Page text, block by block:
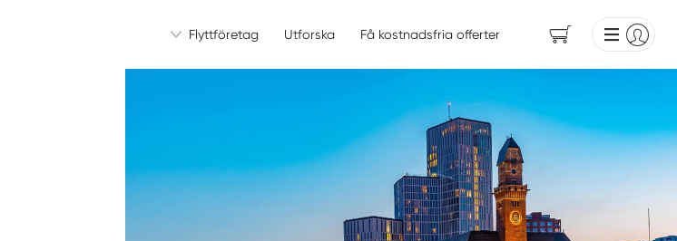
Flyttföretag Utforska Få kostnadsfria offerter